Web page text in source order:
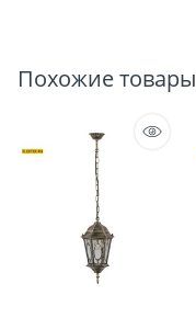
Похожие товары